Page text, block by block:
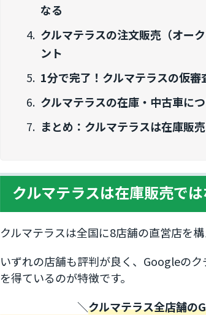
なる
クルマテラスの注文販売（オー
ント
1分で完了！クルマテラスの仮審
クルマテラスの在庫・中古車に
まとめ：クルマテラスは在庫販
クルマテラスは在庫販売で
クルマテラスは全国に8店舗の直営店を構
いずれの店舗も評判が良く、Googleの
を得ているのが特徴です。
＼クルマテラス全店舗の